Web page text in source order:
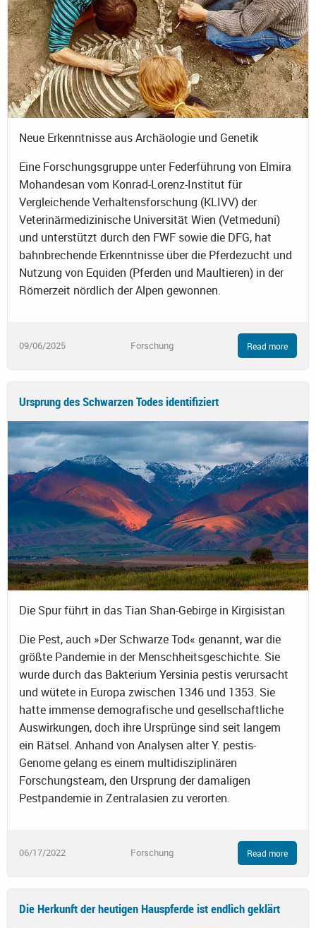
Neue Erkenntnisse aus Archäologie und Genetik
Eine Forschungsgruppe unter Federführung von Elmira
Mohandesan vom Konrad-Lorenz-Institut für
Vergleichende Verhaltensforschung (KLIVV) der
Veterinärmedizinische Universität Wien (Vetmeduni)
und unterstützt durch den FWF sowie die DFG, hat
bahnbrechende Erkenntnisse über die Pferdezucht und
Nutzung von Equiden (Pferden und Maultieren) in der
Römerzeit nördlich der Alpen gewonnen.
09/06/2025 Forschung Read more
Ursprung des Schwarzen Todes identifiziert
Die Spur führt in das Tian Shan-Gebirge in Kirgisistan
Die Pest, auch »Der Schwarze Tod« genannt, war die
größte Pandemie in der Menschheitsgeschichte. Sie
wurde durch das Bakterium Yersinia pestis verursacht
und wütete in Europa zwischen 1346 und 1353. Sie
hatte immense demografische und gesellschaftliche
Auswirkungen, doch ihre Ursprünge sind seit langem
ein Rätsel. Anhand von Analysen alter Y. pestis-
Genome gelang es einem multidisziplinären
Forschungsteam, den Ursprung der damaligen
Pestpandemie in Zentralasien zu verorten.
06/17/2022 Forschung Read more
Die Herkunft der heutigen Hauspferde ist endlich geklärt